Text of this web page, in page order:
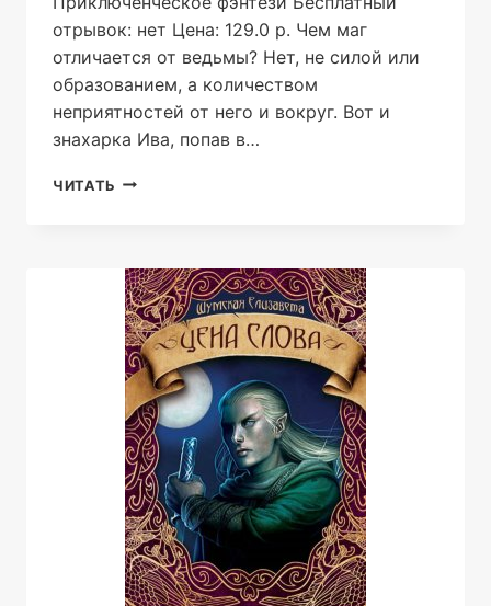
отрывок: нет Цена: 129.0 р. Чем маг
отличается от ведьмы? Нет, не силой или
образованием, а количеством
неприятностей от него и вокруг. Вот и
знахарка Ива, попав в…
ЧИТАТЬ ПОСОБИЕ